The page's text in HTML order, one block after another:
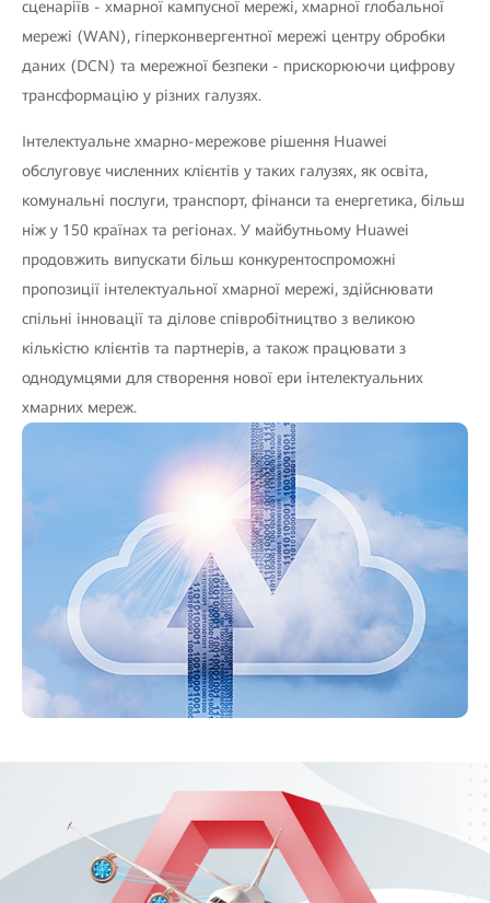
сценаріїв - хмарної кампусної мережі, хмарної глобальної
мережі (WAN), гіперконвергентної мережі центру обробки
даних (DCN) та мережної безпеки - прискорюючи цифрову
трансформацію у різних галузях.
Інтелектуальне хмарно-мережове рішення Huawei
обслуговує численних клієнтів у таких галузях, як освіта,
комунальні послуги, транспорт, фінанси та енергетика, більш
ніж у 150 країнах та регіонах. У майбутньому Huawei
продовжить випускати більш конкурентоспроможні
пропозиції інтелектуальної хмарної мережі, здійснювати
спільні інновації та ділове співробітництво з великою
кількістю клієнтів та партнерів, а також працювати з
однодумцями для створення нової ери інтелектуальних
хмарних мереж.